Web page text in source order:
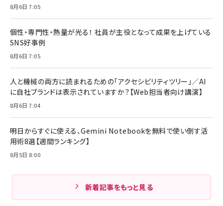
8月6日 7:05
個性・専門性・熱量が光る！ 社員が主役となって成果を上げている
SNS好事例
8月6日 7:05
人と機械の両方に読まれるための「アクセシビリティツリー」／AI
に自社ブランドは表示されていますか？【Web担当者向け講演】
8月6日 7:04
明日からすぐに使える、Gemini Notebookを無料で使い倒す活
用術8選【週間ランキング】
8月5日 8:00
新着記事をもっと見る